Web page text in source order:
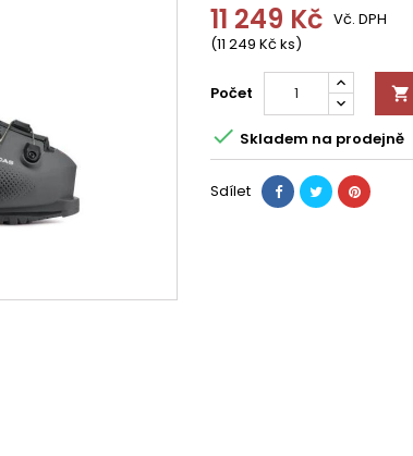
11 249 Kč
(11 249 Kč ks)
Vč. DPH
Počet 
 Skladem na prodejně
Sdílet